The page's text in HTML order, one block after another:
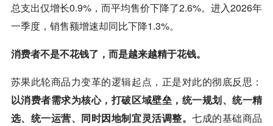
总支出仅增长0.9%，而平均售价下降了2.6%。进入2026年
一季度，销售额增速却同比下降1.3%。
消费者不是不花钱了，而是越来越精于花钱。
苏果此轮商品力变革的逻辑起点，正是对此的彻底反思：
以消费者需求为核心，打破区域壁垒，统一规划、统一精
选、统一运营、同时因地制宜灵活调整。七成的基础商品